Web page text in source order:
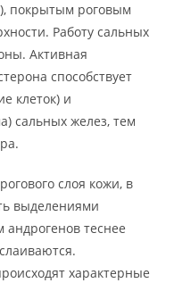
покрытым роговым
Работу сальных
Активная
способствует
клеток) и
сальных желез, тем
слоя кожи, в
выделениями
андрогенов теснее
характерные